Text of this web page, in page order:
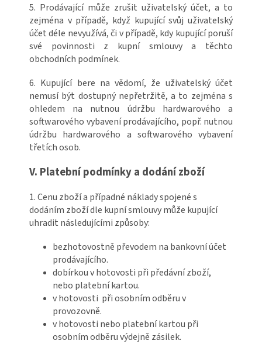
5. Prodávající může zrušit uživatelský účet, a to
zejména v případě, když kupující svůj uživatelský
účet déle nevyužívá, či v případě, kdy kupující poruší
své povinnosti z kupní smlouvy a těchto
obchodních podmínek.
6. Kupující bere na vědomí, že uživatelský účet
nemusí být dostupný nepřetržitě, a to zejména s
ohledem na nutnou údržbu hardwarového a
softwarového vybavení prodávajícího, popř. nutnou
údržbu hardwarového a softwarového vybavení
třetích osob.
V. Platební podmínky a dodání zboží
1. Cenu zboží a případné náklady spojené s
dodáním zboží dle kupní smlouvy může kupující
uhradit následujícími způsoby:
bezhotovostně převodem na bankovní účet
prodávajícího.
dobírkou v hotovosti při předávní zboží,
nebo platební kartou.
v hotovosti při osobním odběru v
provozovně.
v hotovosti nebo platební kartou při
osobním odběru výdejně zásilek.